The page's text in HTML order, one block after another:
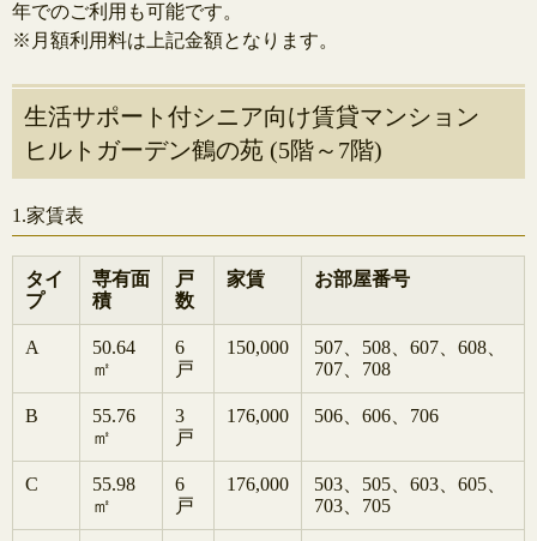
年でのご利用も可能です。
※月額利用料は上記金額となります。
生活サポート付シニア向け賃貸マンション
ヒルトガーデン鶴の苑 (5階～7階)
1.家賃表
タイ
プ
専有面
積
戸
数
家賃 お部屋番号
A
50.64
㎡
6
戸
150,000
507、508、607、608、
707、708
B
55.76
㎡
3
戸
176,000 506、606、706
C
55.98
㎡
6
戸
176,000
503、505、603、605、
703、705